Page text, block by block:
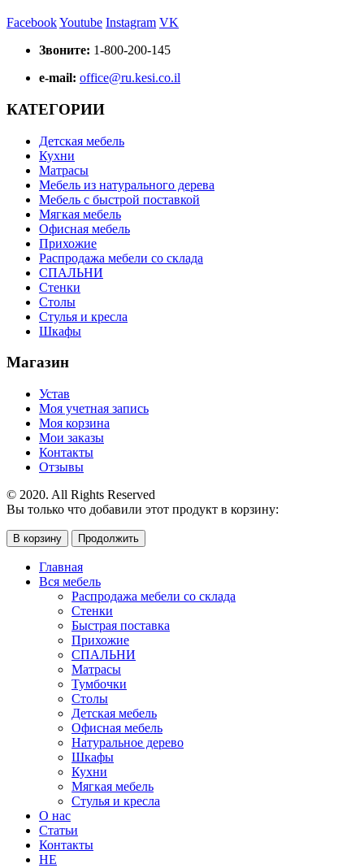
FacebookYoutube Instagram VK
Звоните: 1-800-200-145
e-mail: office@ru.kesi.co.il
КАТЕГОРИИ
Детская мебель
Кухни
Матрасы
Мебель из натурального дерева
Мебель с быстрой поставкой
Мягкая мебель
Офисная мебель
Прихожие
Распродажа мебели со склада
СПАЛЬНИ
Стенки
Столы
Стулья и кресла
Шкафы
Магазин
Устав
Моя учетная запись
Моя корзина
Мои заказы
Контакты
Отзывы
© 2020. All Rights Reserved
Вы только что добавили этот продукт в корзину:
В корзину Продолжить
Главная
Вся мебель
Распродажа мебели со склада
Стенки
Быстрая поставка
Прихожие
СПАЛЬНИ
Матрасы
Тумбочки
Столы
Детская мебель
Офисная мебель
Натуральное дерево
Шкафы
Кухни
Мягкая мебель
Стулья и кресла
О нас
Статьи
Контакты
HE